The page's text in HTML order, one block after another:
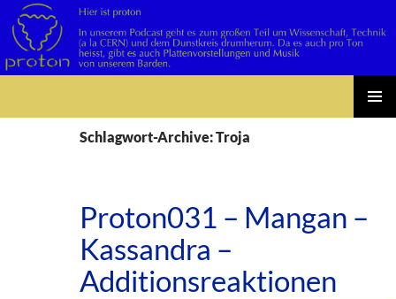
Schlagwort-Archive: Troja
Proton031 – Mangan –
Kassandra –
Additionsreaktionen